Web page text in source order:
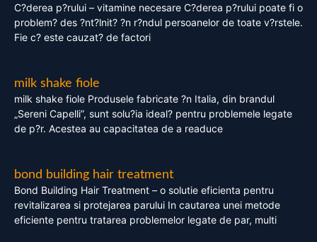
C?derea p?rului – vitamine necesare C?derea p?rului poate fi o
problem? des ?nt?lnit? ?n r?ndul persoanelor de toate v?rstele.
Fie c? este cauzat? de factori
milk shake fiole
milk shake fiole Produsele fabricate ?n Italia, din brandul
„Sereni Capelli”, sunt solu?ia ideal? pentru problemele legate
de p?r. Acestea au capacitatea de a readuce
bond building hair treatment
Bond Building Hair Treatment – o solutie eficienta pentru
revitalizarea si protejarea parului In cautarea unei metode
eficiente pentru tratarea problemelor legate de par, multi